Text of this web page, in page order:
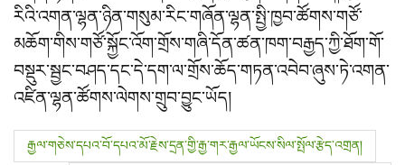
རིའི་འགན་ལྷན་ཉིན་གསུམ་རིང་གཞོན་ལྷན་སྤྱི་ཁྱབ་ཚོགས་གཙོ་
མཆོག་གིས་གཙོ་སྐྱོང་འོག་གྲོས་གཞི་དོན་ཚན་ཁག་བརྒྱད་ཀྱི་ཐོག་གོ་
བསྡུར་སྦྱང་བཤད་དང་དེ་དག་ལ་གྲོས་ཆོད་གཏན་འབེབ་ཞུས་ཏེ་འགན་
འཛིན་ལྷན་ཚོགས་ལེགས་གྲུབ་བྱུང་ཡོད།
P
རྒྱལ་གཅེས་དཔའ་བོ་དཔའ་མོ་རྗེས་དྲན་གྱི་རྒྱ་གར་རྒྱལ་ཡོངས་སིལ་སྤོལ་རྩེད་འགྲན།